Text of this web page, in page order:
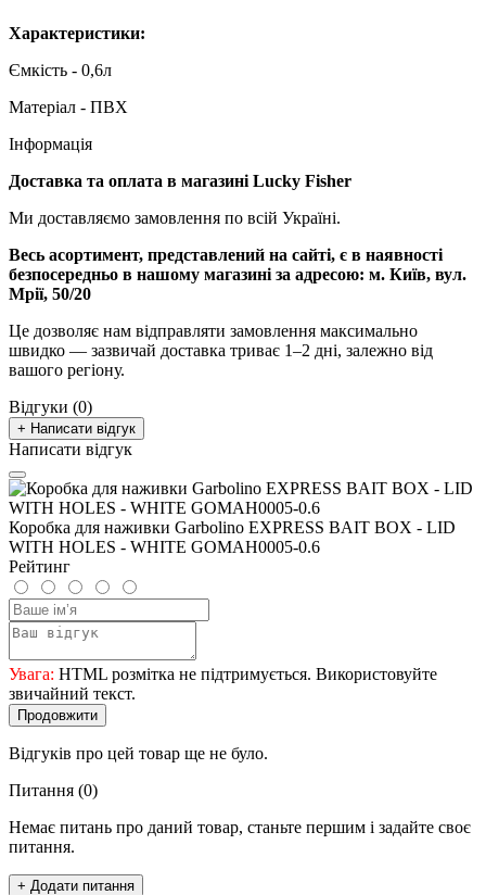
Характеристики:
Ємкість - 0,6л
Матеріал - ПВХ
Інформація
Доставка та оплата в магазині Lucky Fisher
Ми доставляємо замовлення по всій Україні.
Весь асортимент, представлений на сайті, є в наявності
безпосередньо в нашому магазині за адресою: м. Київ, вул.
Мрії, 50/20
Це дозволяє нам відправляти замовлення максимально
швидко — зазвичай доставка триває 1–2 дні, залежно від
вашого регіону.
Відгуки (0)
+ Написати відгук
Написати відгук
Коробка для наживки Garbolino EXPRESS BAIT BOX - LID
WITH HOLES - WHITE GOMAH0005-0.6
Рейтинг
Увага: HTML розмітка не підтримується. Використовуйте
звичайний текст.
Продовжити
Відгуків про цей товар ще не було.
Питання (0)
Немає питань про даний товар, станьте першим і задайте своє
питання.
+ Додати питання